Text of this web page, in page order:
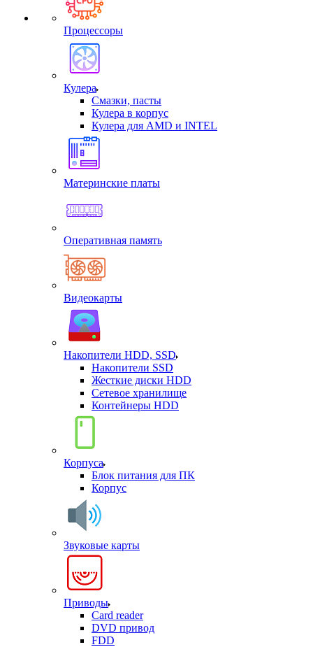
Процессоры
Кулера
Смазки, пасты
Кулера в корпус
Кулера для AMD и INTEL
Материнские платы
Оперативная память
Видеокарты
Накопители HDD, SSD
Накопители SSD
Жесткие диски HDD
Сетевое хранилище
Контейнеры HDD
Корпуса
Блок питания для ПК
Корпус
Звуковые карты
Приводы
Card reader
DVD привод
FDD